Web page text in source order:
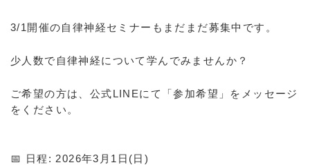
3/1開催の自律神経セミナーもまだまだ募集中です。
少人数で自律神経について学んでみませんか？
ご希望の方は、公式LINEにて「参加希望」をメッセージ
をください。
📅 日程: 2026年3月1日(日)